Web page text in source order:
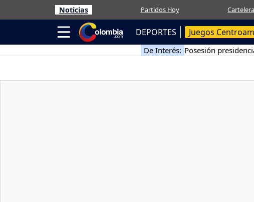
Noticias Partidos Hoy Cartelera
DEPORTES Juegos
De Interés: Posesión